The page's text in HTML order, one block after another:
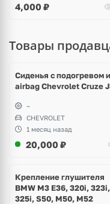
4,000 ₽
Товары
Сиденья с подогревом и
airbag Chevrolet Cruze
~
CHEVROLET
1 месяц назад
20,000 ₽
Крепление глушителя
BMW M3 E36, 320i, 323i,
325i, S50, M50, M52